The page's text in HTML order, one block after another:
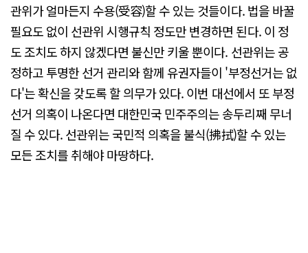
관위가 얼마든지 수용(受容)할 수 있는 것들이다. 법을 바꿀
필요도 없이 선관위 시행규칙 정도만 변경하면 된다. 이 정
도 조치도 하지 않겠다면 불신만 키울 뿐이다. 선관위는 공
정하고 투명한 선거 관리와 함께 유권자들이 '부정선거는 없
다'는 확신을 갖도록 할 의무가 있다. 이번 대선에서 또 부정
선거 의혹이 나온다면 대한민국 민주주의는 송두리째 무너
질 수 있다. 선관위는 국민적 의혹을 불식(拂拭)할 수 있는
모든 조치를 취해야 마땅하다.